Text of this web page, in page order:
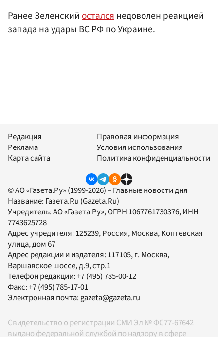
Ранее Зеленскийосталсянедоволен реакцией
запада на удары ВС РФ по Украине.
Редакция
Реклама
Карта сайта
Правовая информация
Условия использования
Политика конфиденциальности
© АО «Газета.Ру» (1999-2026) – Главные новости дня
Название: Газета.Ru (Gazeta.Ru)
Учредитель:АО «Газета.Ру», ОГРН 1067761730376, ИНН
7743625728
Адрес учредителя: 125239, Россия, Москва, Коптевская
улица, дом 67
Адрес редакции и издателя: 117105, г. Москва,
Варшавское шоссе, д.9, стр.1
Телефон редакции:+7 (495) 785-00-12
Факс:+7 (495) 785-17-01
Электронная почта:gazeta@gazeta.ru
Свидетельство о регистрации СМИ Эл № ФС77-67642
выдано федеральной службой по надзору в сфере